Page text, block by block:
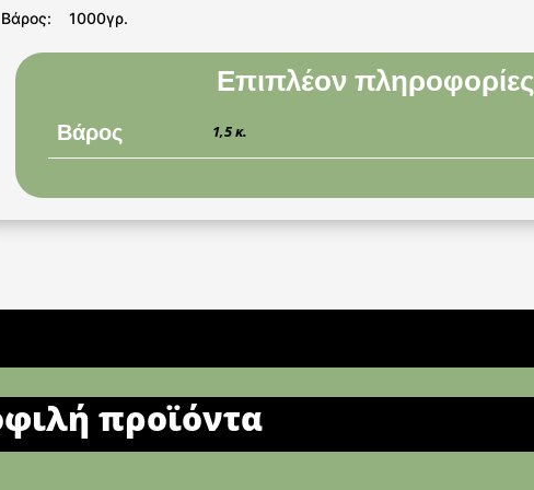
Βάρος: 1000γρ.
Επιπλέον πληροφορίες
Βάρος 1,5 κ.
προϊόντα